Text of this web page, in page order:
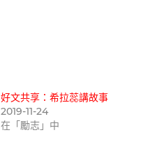
好文共享：希拉蕊講故事
2019-11-24
在「勵志」中